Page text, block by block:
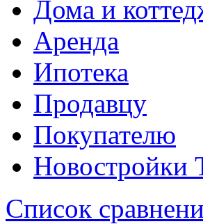
Дома и
Аренда
Ипотека
Продавцу
Покупателю
Новостройки
Список